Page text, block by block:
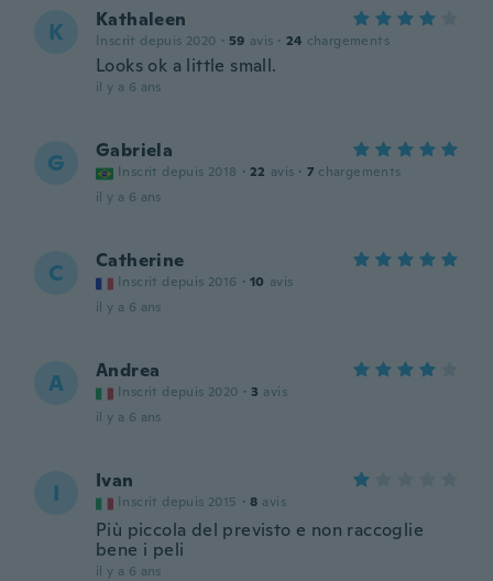
K Kathaleen
Inscrit depuis 2020 · 59 avis · 24 chargements
Looks ok a little small.
il y a 6 ans
G Gabriela
Inscrit depuis 2018 · 22 avis · 7 chargements
il y a 6 ans
C Catherine
Inscrit depuis 2016 · 10 avis
il y a 6 ans
A Andrea
Inscrit depuis 2020 · 3 avis
il y a 6 ans
I Ivan
Inscrit depuis 2015 · 8 avis
Più piccola del previsto e non raccoglie
bene i peli
il y a 6 ans